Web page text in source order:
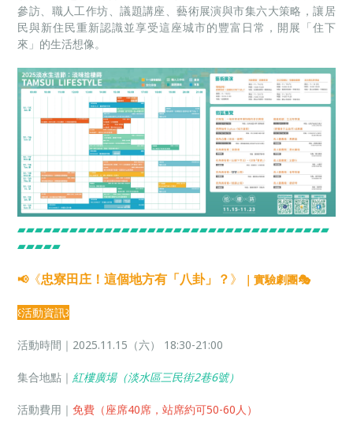
參訪、職人工作坊、議題講座、藝術展演與市集六大策略，讓居
民與新住民重新認識並享受這座城市的豐富日常，開展「住下
來」的生活想像。
▰▰▰▰▰▰▰▰▰▰▰▰▰▰▰▰▰▰▰▰▰▰▰▰▰▰▰▰▰▰▰▰▰▰▰▰
▰▰▰▰▰
📢《忠寮田庄！這個地方有「八卦」？》 ｜實驗劇團🎭
꒰活動資訊꒱
活動時間｜2025.11.15（六） 18:30-21:00
集合地點｜ 紅樓廣場（淡水區三民街2巷6號）
活動費用｜免費（座席40席，站席約可50-60人）